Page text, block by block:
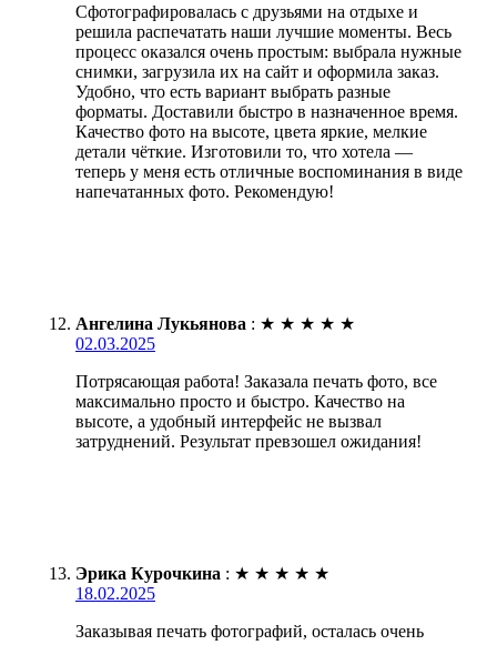
Сфотографировалась с друзьями на отдыхе и
решила распечатать наши лучшие моменты. Весь
процесс оказался очень простым: выбрала нужные
снимки, загрузила их на сайт и оформила заказ.
Удобно, что есть вариант выбрать разные
форматы. Доставили быстро в назначенное время.
Качество фото на высоте, цвета яркие, мелкие
детали чёткие. Изготовили то, что хотела —
теперь у меня есть отличные воспоминания в виде
напечатанных фото. Рекомендую!
Ангелина Лукьянова : ★ ★ ★ ★ ★
02.03.2025
Потрясающая работа! Заказала печать фото, все
максимально просто и быстро. Качество на
высоте, а удобный интерфейс не вызвал
затруднений. Результат превзошел ожидания!
Эрика Курочкина : ★ ★ ★ ★ ★
18.02.2025
Заказывая печать фотографий, осталась очень